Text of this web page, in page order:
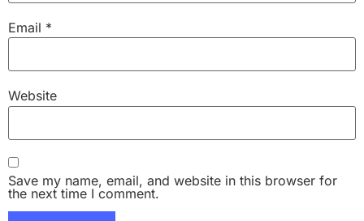
Email *
Website
Save my name, email, and website in this browser for
the next time I comment.